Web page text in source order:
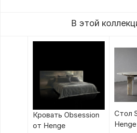
В этой
Кровать Obsession
от Henge
Стол
Henge